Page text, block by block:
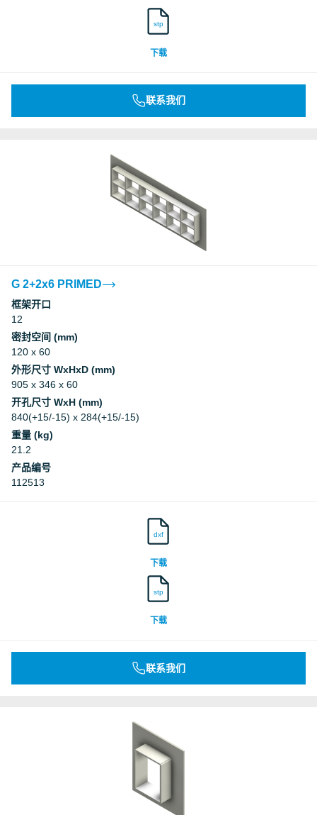
stp
下载
联系我们
G 2+2x6 PRIMED
框架开口
12
密封空间 (mm)
120 x 60
外形尺寸 WxHxD (mm)
905 x 346 x 60
开孔尺寸 WxH (mm)
840(+15/-15) x 284(+15/-15)
重量 (kg)
21.2
产品编号
112513
dxf
下载
stp
下载
联系我们